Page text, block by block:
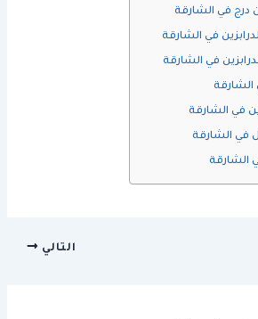
درج في الشارقة
في الشارقة
في الشارقة
الشارقة
في الشارقة
في الشارقة
الشارقة
التالي